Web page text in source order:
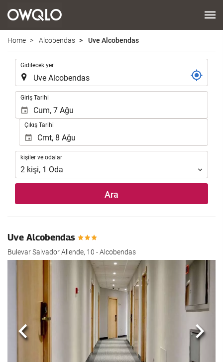
Home Alcobendas Uve Alcobendas
Gidilecek yer
Giriş Tarihi
Çıkış Tarihi
kişiler
ve
odalar
kişiler ve odalar
2 kişi, 1 Oda
Ara
Uve Alcobendas
Bulevar Salvador Allende, 10 - Alcobendas
Önceki